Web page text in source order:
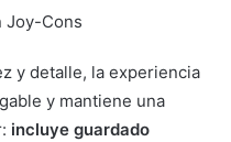
Joy-Cons
y detalle, la experiencia
y mantiene una
incluye guardado